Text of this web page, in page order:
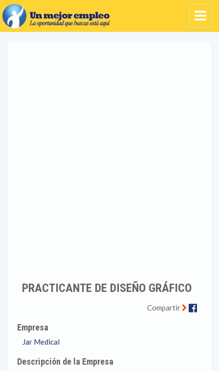
PRACTICANTE DE DISEÑO GRÁFICO
Compartir
Empresa
Jar Medical
Descripción de la Empresa